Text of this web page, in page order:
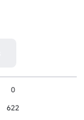
0
622